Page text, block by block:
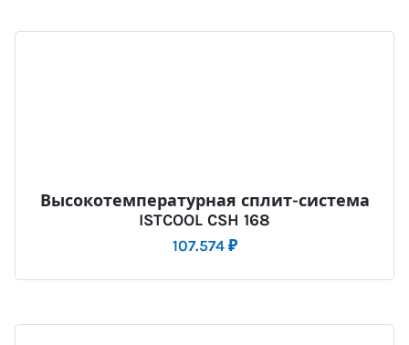
Высокотемпературная сплит-система
ISTCOOL CSH 168
107.574 ₽